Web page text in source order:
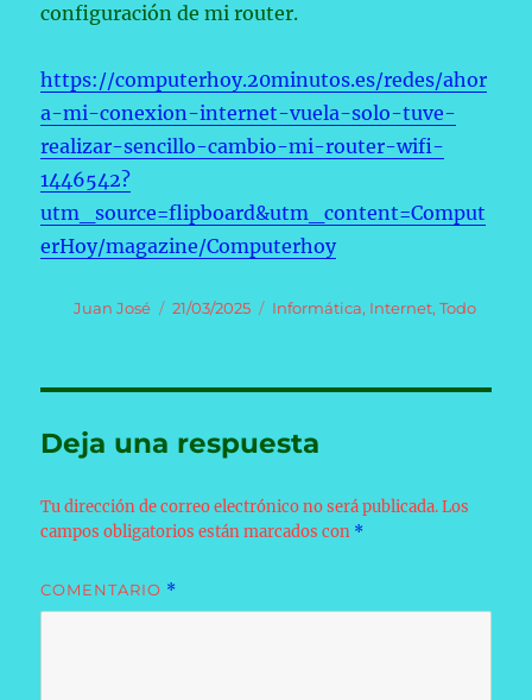
configuración de mi router.
https://computerhoy.20minutos.es/redes/ahor
a-mi-conexion-internet-vuela-solo-tuve-
realizar-sencillo-cambio-mi-router-wifi-
1446542?
utm_source=flipboard&utm_content=Comput
erHoy/magazine/Computerhoy
Autor
Juan José
Publicado
21/03/2025 Categorías
Informática, Internet,Todo
Deja una respuesta
Tu dirección de correo electrónico no será publicada. Los
campos obligatorios están marcados con *
COMENTARIO *